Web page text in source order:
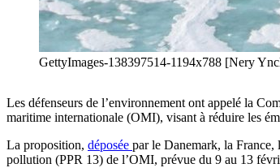
GettyImages-138397514-1194x788 [Nery
Les défenseurs de l’environnement ont appelé la
maritime internationale (OMI), visant à réduire les
La proposition, déposée par le Danemark, la France,
pollution (PPR 13) de l’OMI, prévue du 9 au 13